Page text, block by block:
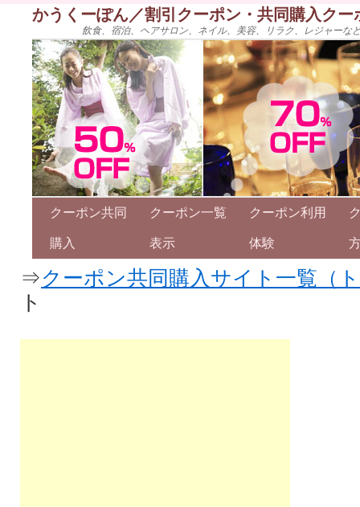
かうくーぽん／割引クーポン・共同購入ク
飲食、宿泊、ヘアサロン、ネイル、美容、リラク、レジャー
クーポン共同
購入
クーポン一覧
表示
クーポン利用
体験
⇒クーポン共同購入サイト一覧（
ト